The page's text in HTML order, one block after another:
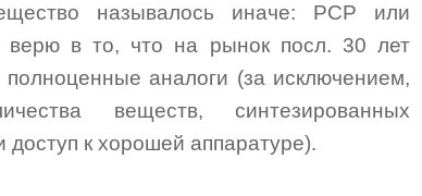
называлось иначе: PCP или
верю в то, что на рынок посл. 30 лет
аналоги (за исключением,
веществ, синтезированных
к хорошей аппаратуре).